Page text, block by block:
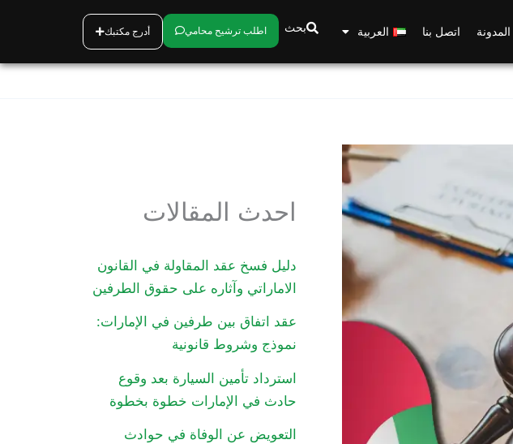
المدونة اتصل بنا العربية بحث اطلب ترشيح محامي أدرج مكتبك
احدث المقالات
دليل فسخ عقد المقاولة في القانون
الاماراتي وآثاره على حقوق الطرفين
عقد اتفاق بين طرفين في الإمارات:
نموذج وشروط قانونية
استرداد تأمين السيارة بعد وقوع
حادث في الإمارات خطوة بخطوة
التعويض عن الوفاة في حوادث